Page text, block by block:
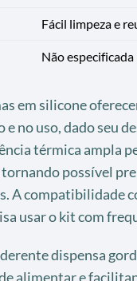
Fácil limpeza e
Não
em silicone
e no uso, dado seu
térmica ampla
tornando possível
A compatibilidade
usar o kit com
dispensa
alimentar e